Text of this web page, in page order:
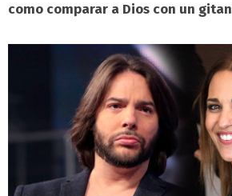
como comparar a Dios con un